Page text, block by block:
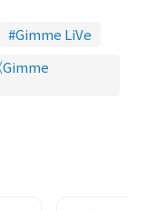
Gimme LiVe